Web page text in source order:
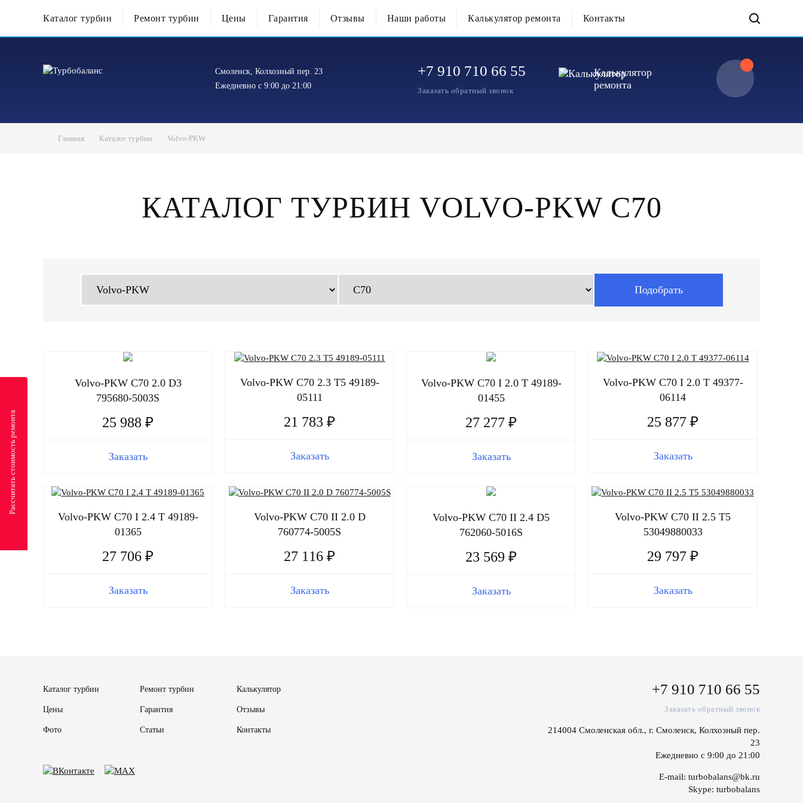
Каталог турбин Ремонт турбин Цены Гарантия Отзывы Наши работы Калькулятор ремонта Контакты
Смоленск, Колхозный пер. 23
Ежедневно с 9:00 до 21:00
+7 910 710 66 55
Заказать обратный звонок
Калькулятор
ремонта
Главная Каталог турбин Volvo-PKW
КАТАЛОГ ТУРБИН VOLVO-PKW C70
Volvo-PKW C70 2.0 D3
795680-5003S
25 988 ₽
Заказать
Volvo-PKW C70 2.3 T5 49189-
05111
21 783 ₽
Заказать
Volvo-PKW C70 I 2.0 T 49189-
01455
27 277 ₽
Заказать
Volvo-PKW C70 I 2.0 T 49377-
06114
25 877 ₽
Заказать
Volvo-PKW C70 I 2.4 T 49189-
01365
27 706 ₽
Заказать
Volvo-PKW C70 II 2.0 D
760774-5005S
27 116 ₽
Заказать
Volvo-PKW C70 II 2.4 D5
762060-5016S
23 569 ₽
Заказать
Volvo-PKW C70 II 2.5 T5
53049880033
29 797 ₽
Заказать
Каталог турбин Ремонт турбин Калькулятор
Цены Гарантия Отзывы
Фото Статьи Контакты
+7 910 710 66 55
Заказать обратный звонок
214004 Смоленская обл., г. Смоленск, Колхозный пер.
23
Ежедневно с 9:00 до 21:00
E-mail: turbobalans@bk.ru
Skype: turbobalans
Рассчитать стоимость ремонта